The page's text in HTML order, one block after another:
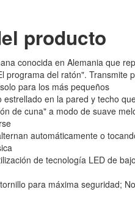
producto
conocida en Alemania que
programa del ratón". Transmite
para los más pequeños
estrellado en la pared y techo
de cuna" a modo de suave
automáticamente o
de tecnología LED de
para máxima seguridad;